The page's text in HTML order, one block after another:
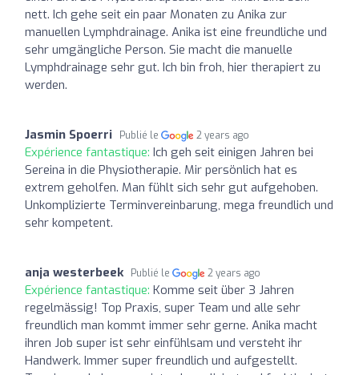
nett. Ich gehe seit ein paar Monaten zu Anika zur
manuellen Lymphdrainage. Anika ist eine freundliche und
sehr umgängliche Person. Sie macht die manuelle
Lymphdrainage sehr gut. Ich bin froh, hier therapiert zu
werden.
Jasmin Spoerri Publié le 2 years ago
Expérience fantastique: Ich geh seit einigen Jahren bei
Sereina in die Physiotherapie. Mir persönlich hat es
extrem geholfen. Man fühlt sich sehr gut aufgehoben.
Unkomplizierte Terminvereinbarung, mega freundlich und
sehr kompetent.
anja westerbeek Publié le 2 years ago
Expérience fantastique: Komme seit über 3 Jahren
regelmässig! Top Praxis, super Team und alle sehr
freundlich man kommt immer sehr gerne. Anika macht
ihren Job super ist sehr einfühlsam und versteht ihr
Handwerk. Immer super freundlich und aufgestellt.